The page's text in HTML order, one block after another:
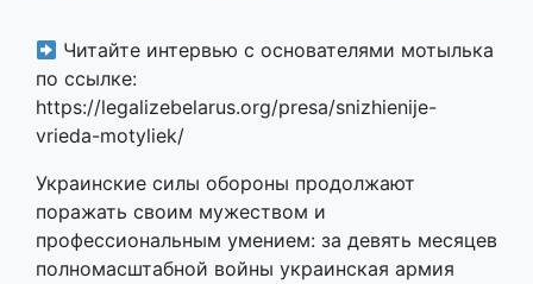
Читайте интервью с основателями мотылька
по ссылке:
https://legalizebelarus.org/presa/snizhienije-
vrieda-motyliek/
Украинские силы обороны продолжают
поражать своим мужеством и
профессиональным умением: за девять месяцев
полномасштабной войны украинская армия